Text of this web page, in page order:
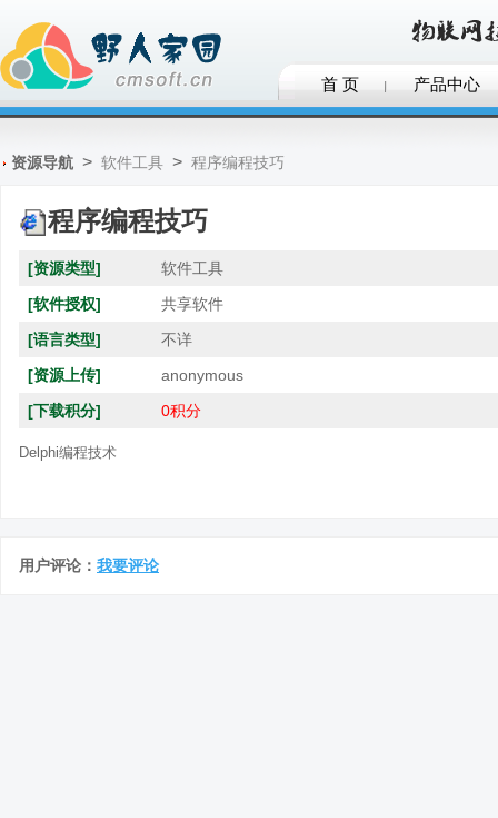
首 页 产品中心
资源导航 > 软件工具 > 程序编程技巧
程序编程技巧
[资源类型]
软件工具
[软件授权]
共享软件
[语言类型]
不详
[资源上传]
anonymous
[下载积分]
0积分
Delphi编程技术
用户评论： 我要评论